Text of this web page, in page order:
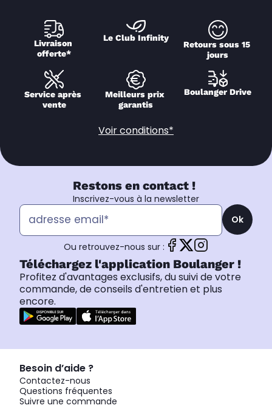
Livraison
offerte*
Le Club Infinity
Retours sous 15
jours
Service après
vente
Meilleurs prix
garantis
Boulanger Drive
Voir conditions*
Restons en contact !
Inscrivez-vous à la newsletter
Ok
Ou retrouvez-nous sur :
Téléchargez l'application Boulanger !
Profitez d'avantages exclusifs, du suivi de votre
commande, de conseils d'entretien et plus
encore.
Besoin d’aide ?
Contactez-nous
Questions fréquentes
Suivre une commande